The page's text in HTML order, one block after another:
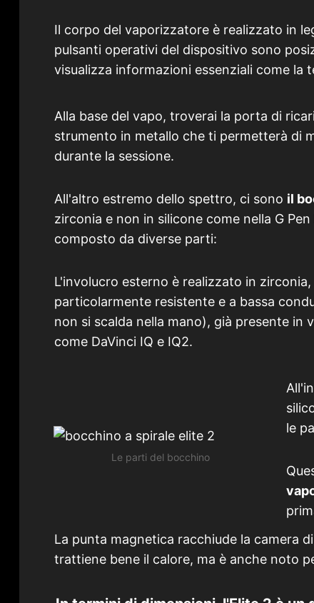
Il corpo del vaporizzatore è realizzato in
pulsanti operativi del dispositivo sono
visualizza informazioni essenziali come la
Alla base del vapo, troverai la porta di
strumento in metallo che ti permetterà di
durante la sessione.
All'altro estremo dello spettro, ci sono il
zirconia e non in silicone come nella G
composto da diverse parti:
L'involucro esterno è realizzato in
particolarmente resistente e a bassa
non si scalda nella mano), già presente in
come DaVinci IQ e IQ2.
Le parti del bocchino
le
La punta magnetica racchiude la camera
trattiene bene il calore, ma è anche noto